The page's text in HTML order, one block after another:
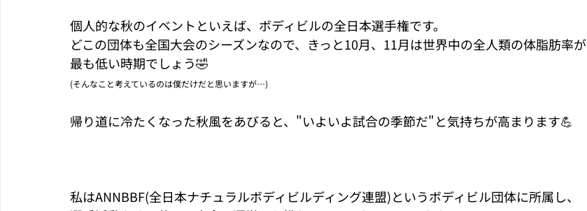
個人的な秋のイベントといえば、ボディビルの全日本選手権です。
どこの団体も全国大会のシーズンなので、きっと10月、11月は世界中の全人類の体脂肪率が
最も低い時期でしょう🤣
(そんなこと考えているのは僕だけだと思いますが…)
帰り道に冷たくなった秋風をあびると、"いよいよ試合の季節だ"と気持ちが高まります💪
私はANNBBF(全日本ナチュラルボディビルディング連盟)というボディビル団体に所属し、